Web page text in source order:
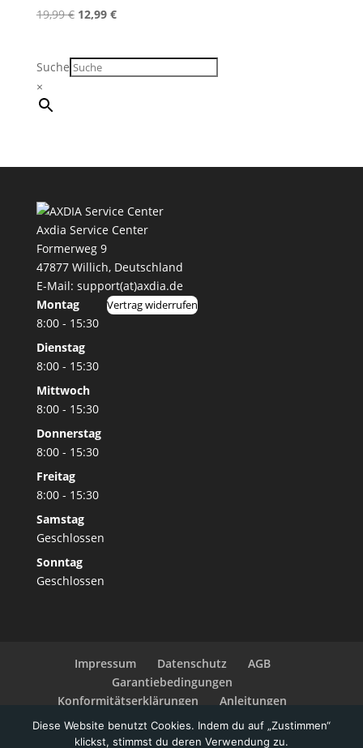
19,99€ Ursprünglicher
19,99 €
12,99 €Aktueller
Suche
×
Axdia Service Center
Formerweg 9
47877 Willich, Deutschland
E-Mail: support(at)axdia.de
Montag
8:00 - 15:30
Dienstag
8:00 - 15:30
Mittwoch
8:00 - 15:30
Donnerstag
8:00 - 15:30
Freitag
8:00 - 15:30
Samstag
Geschlossen
Sonntag
Geschlossen
Vertrag widerrufen
Impressum Datenschutz
AGB
Garantiebedingungen
Konformitätserklärungen
Anleitungen
Widerrufsbelehrung
Zahlungsarten
Barrierefreiheitserklärung
Diese Website benutzt Cookies. Indem du auf „Zustimmen“
klickst, stimmst du deren Verwendung zu.